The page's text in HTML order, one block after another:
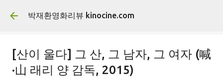
기본 콘텐츠로 건너뛰기
박재환영화리뷰 kinocine.com
[산이 울다] 그 산, 그 남자, 그 여자 (喊
·山 래리 양 감독, 2015)